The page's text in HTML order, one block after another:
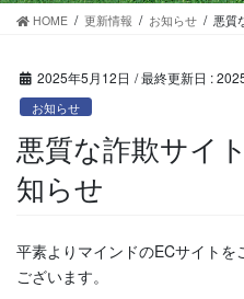
HOME 更新情報 お知らせ 悪質
2025年5月12日 / 最終更新日 :
お知らせ
悪質な詐欺サイ
知らせ
平素よりマインドのECサイトを
ございます。